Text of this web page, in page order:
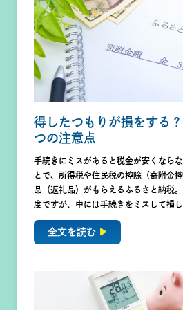
得したつもりが損をする
つの注意点
手続きにミスがあると税金が安くなら
とで、所得税や住民税の控除（寄附金
品（返礼品）がもらえるふるさと納税
度ですが、中には手続きをミスして損
全文を読む